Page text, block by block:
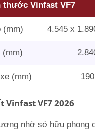
thước Vinfast VF7
(mm) 4.545 x
(mm)
(mm) 190
Vinfast VF7 2026
nhờ sở hữu phong